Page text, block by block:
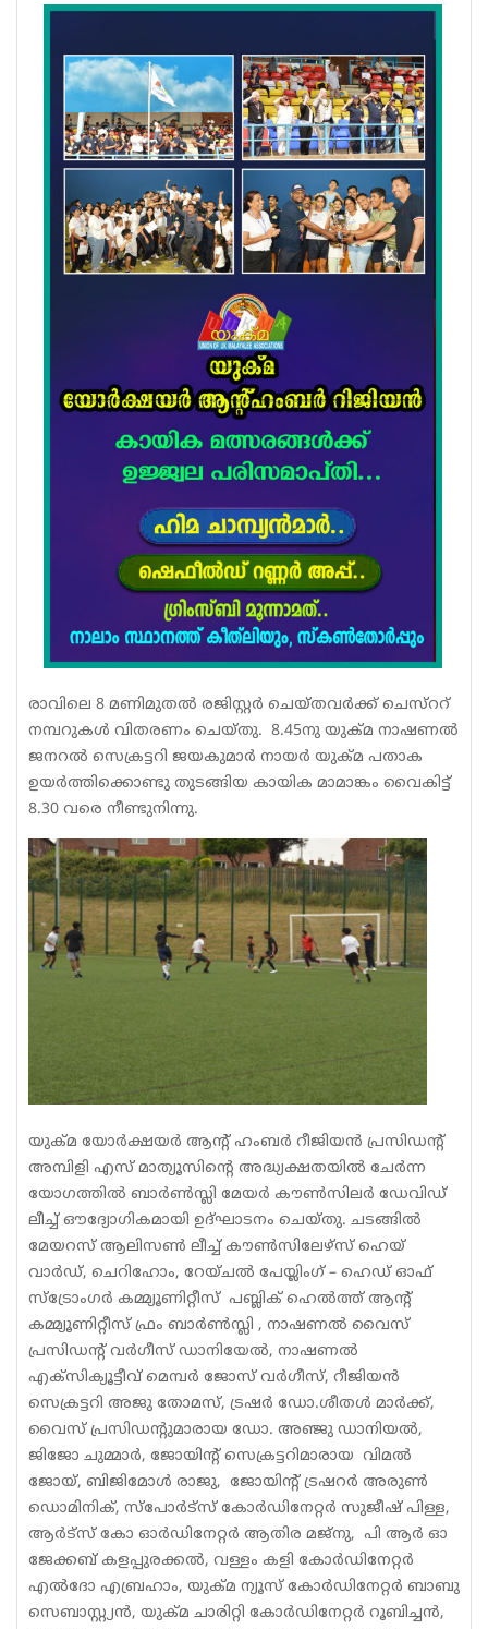
രാവിലെ 8 മണിമുതൽ രജിസ്റ്റർ ചെയ്തവർക്ക് ചെസ്ററ്
നമ്പറുകൾ വിതരണം ചെയ്തു. 8.45നു യുക്മ നാഷണൽ
ജനറൽ സെക്രട്ടറി ജയകുമാർ നായർ യുക്മ പതാക
ഉയർത്തിക്കൊണ്ടു തുടങ്ങിയ കായിക മാമാങ്കം വൈകിട്ട്
8.30 വരെ നീണ്ടുനിന്നു.
യുക്മ യോർക്ഷയർ ആൻ്റ് ഹംബർ റീജിയൻ പ്രസിഡൻ്റ്
അമ്പിളി എസ് മാത്യൂസിൻ്റെ അദ്ധ്യക്ഷതയിൽ ചേർന്ന
യോഗത്തിൽ ബാർൺസ്ലി മേയർ കൗൺസിലർ ഡേവിഡ്
ലീച്ച് ഔദ്യോഗികമായി ഉദ്ഘാടനം ചെയ്തു. ചടങ്ങിൽ
മേയറസ് ആലിസൺ ലീച്ച് കൗൺസിലേഴ്സ് ഹെയ്
വാർഡ്, ചെറിഹോം, റേയ്ചൽ പേയ്ലിംഗ് – ഹെഡ് ഓഫ്
സ്ട്രോംഗർ കമ്മ്യൂണിറ്റീസ് പബ്ലിക് ഹെൽത്ത് ആൻ്റ്
കമ്മ്യൂണിറ്റീസ് ഫ്രം ബാർൺസ്ലി , നാഷണൽ വൈസ്
പ്രസിഡൻ്റ് വർഗീസ് ഡാനിയേൽ, നാഷണൽ
എക്സിക്യൂട്ടീവ് മെമ്പർ ജോസ് വർഗീസ്, റീജിയൻ
സെക്രട്ടറി അജു തോമസ്, ട്രഷർ ഡോ.ശീതൾ മാർക്ക്,
വൈസ് പ്രസിഡൻ്റുമാരായ ഡോ. അഞ്ജു ഡാനിയൽ,
ജിജോ ചുമ്മാർ, ജോയിന്റ് സെക്രട്ടറിമാരായ വിമൽ
ജോയ്, ബിജിമോൾ രാജു, ജോയിന്റ് ട്രഷറർ അരുൺ
ഡൊമിനിക്, സ്പോർട്സ് കോർഡിനേറ്റർ സുജീഷ് പിള്ള,
ആർട്സ് കോ ഓർഡിനേറ്റർ ആതിര മജ്നു, പി ആർ ഓ
ജേക്കബ് കളപ്പുരക്കൽ, വള്ളം കളി കോർഡിനേറ്റർ
എൽദോ എബ്രഹാം, യുക്മ ന്യൂസ് കോർഡിനേറ്റർ ബാബു
സെബാസ്റ്റ്യൻ, യുക്മ ചാരിറ്റി കോർഡിനേറ്റർ റൂബിച്ചൻ,